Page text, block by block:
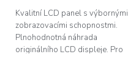
hvězdiček.
Kvalitní LCD panel s výbornými
zobrazovacími schopnostmi.
Plnohodnotná náhrada
originálního LCD displeje. Pro